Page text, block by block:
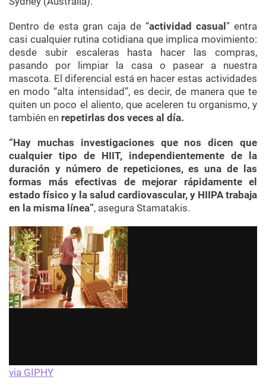
Dentro de esta gran caja de “actividad casual ” entra
casi cualquier rutina cotidiana que implica movimiento:
desde subir escaleras hasta hacer las compras,
pasando por limpiar la casa o pasear a nuestra
mascota. El diferencial está en hacer estas actividades
en modo “alta intensidad”, es decir, de manera que te
quiten un poco el aliento, que aceleren tu organismo, y
también en repetirlas dos veces al día.
“Hay muchas investigaciones que nos dicen que
cualquier tipo de HIIT, independientemente de la
duración y número de repeticiones, es una de las
formas más efectivas de mejorar rápidamente el
estado físico y la salud cardiovascular, y HIIPA trabaja
en la misma línea”, asegura Stamatakis.
via GIPHY